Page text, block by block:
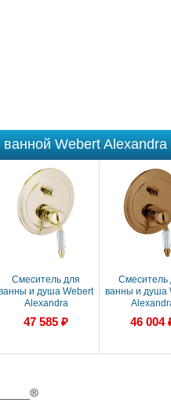
Webert Alexandra
Смеситель для
и душа Webert
Alexandra
AL860101010
47 585 ₽
Смеситель
ванны и душа
46 004